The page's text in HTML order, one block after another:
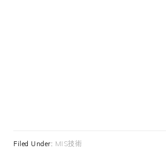
Filed Under: MIS技術